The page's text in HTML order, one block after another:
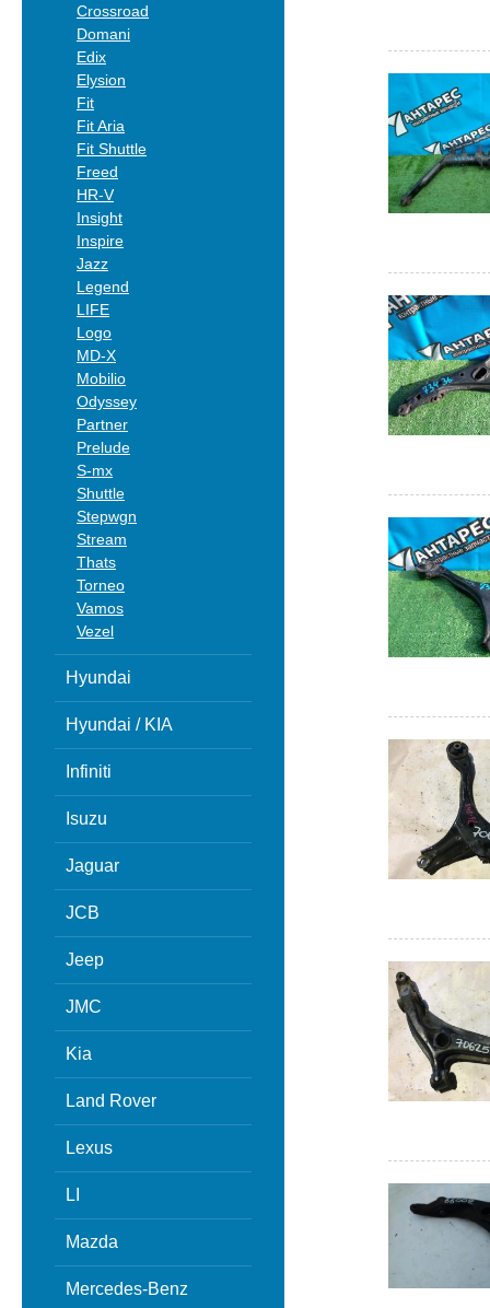
Crossroad
Domani
Edix
Elysion
Fit
Fit Aria
Fit Shuttle
Freed
HR-V
Insight
Inspire
Jazz
Legend
LIFE
Logo
MD-X
Mobilio
Odyssey
Partner
Prelude
S-mx
Shuttle
Stepwgn
Stream
Thats
Torneo
Vamos
Vezel
Hyundai
Hyundai / KIA
Infiniti
Isuzu
Jaguar
JCB
Jeep
JMC
Kia
Land Rover
Lexus
LI
Mazda
Mercedes-Benz